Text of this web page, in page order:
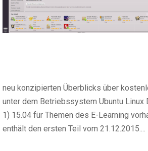
neu konzipierten Überblicks über
unter dem Betriebssystem Ubuntu Linux
1) 15.04 für Themen des E-Learning
enthält den ersten Teil vom 21.12.2015....